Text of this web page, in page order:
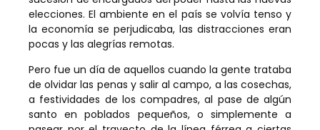
elecciones. El ambiente en el país se volvía tenso y
la economía se perjudicaba, las distracciones eran
pocas y las alegrías remotas.
Pero fue un día de aquellos cuando la gente trataba
de olvidar las penas y salir al campo, a las cosechas,
a festividades de los compadres, al pase de algún
santo en poblados pequeños, o simplemente a